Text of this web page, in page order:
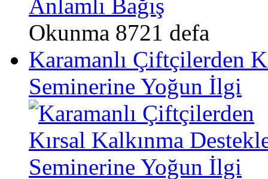
Okunma 8721 defa
Karamanlı Çiftçilerden
Seminerine Yoğun İlgi